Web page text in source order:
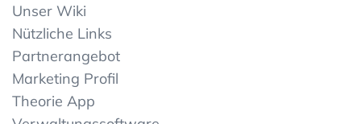
Unser Wiki
Nützliche Links
Partnerangebot
Marketing Profil
Theorie App